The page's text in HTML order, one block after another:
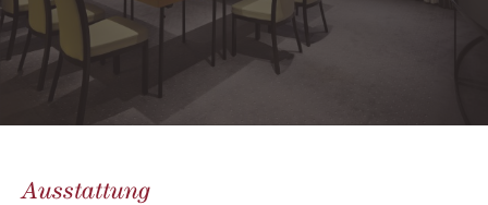
Ausstattung